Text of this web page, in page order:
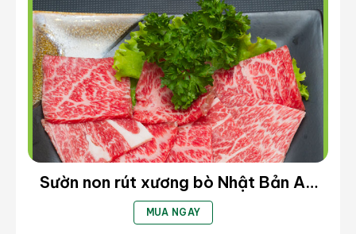
Thăn lưng bò Nhật
Sườn non rút xương bò Nhật Bản A4
(Short Ribs Boneless A4) – Cắt
Steak (kg)
MUA NGAY